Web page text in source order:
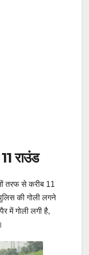
राउंड
तरफ से करीब 11
की गोली लगने
में गोली लगी है,